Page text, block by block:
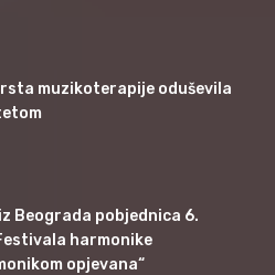
muzikoterapije oduševila
Beograda pobjednica 6.
harmonike
opjevana“